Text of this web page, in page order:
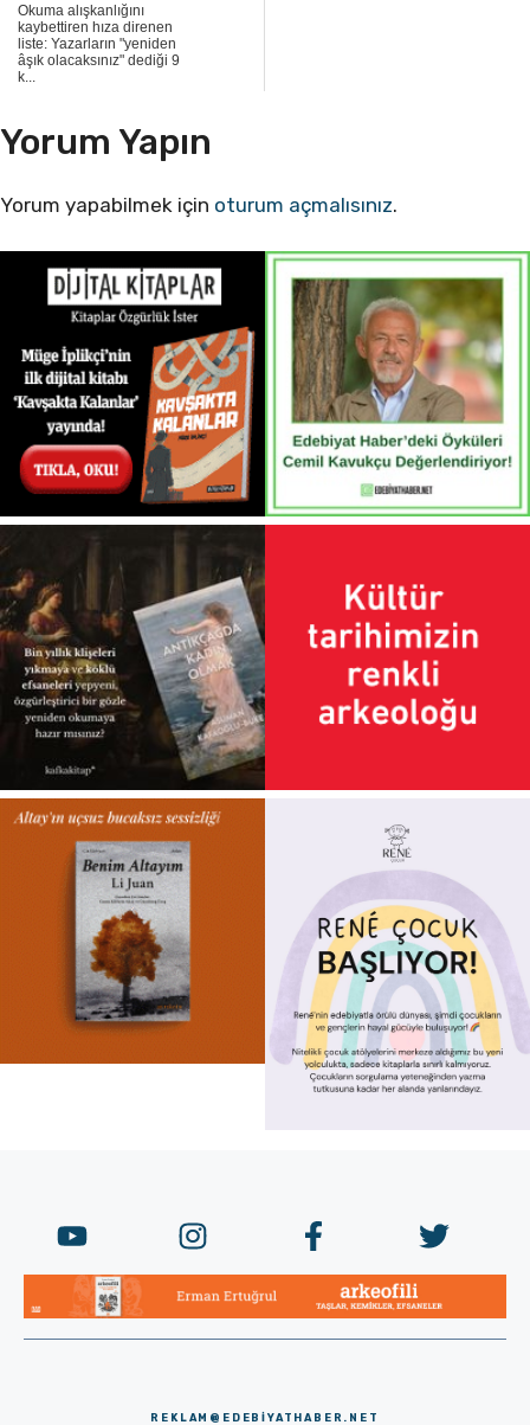
Okuma alışkanlığını
kaybettiren hıza direnen
liste: Yazarların "yeniden
âşık olacaksınız" dediği 9
k...
Yorum Yapın
Yorum yapabilmek için oturum açmalısınız.
REKLAM@EDEBIYATHABER.NET